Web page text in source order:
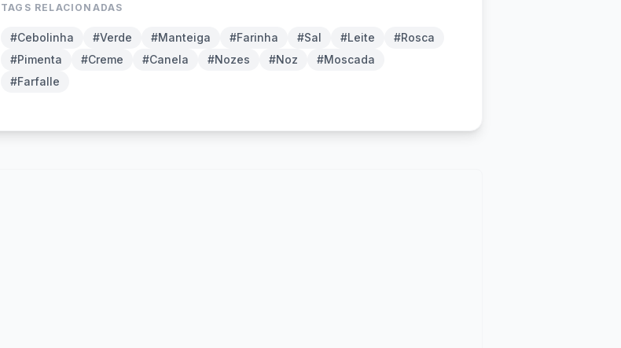
TAGS RELACIONADAS
#Cebolinha #Verde #Manteiga #Farinha #Sal #Leite
#Rosca
#Pimenta
#Creme #Canela #Nozes #Noz
#Moscada
#Farfalle